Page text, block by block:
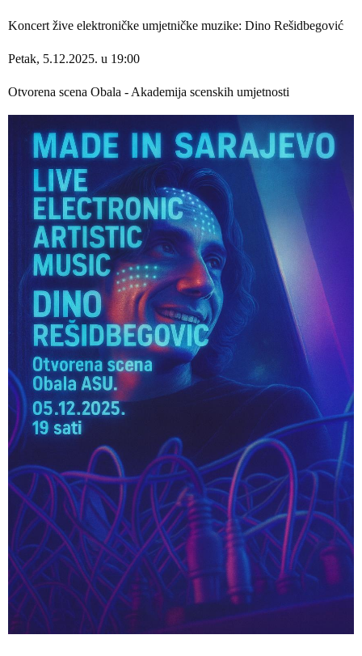
Koncert žive elektroničke umjetničke muzike: Dino Rešidbegović
Petak, 5.12.2025. u 19:00
Otvorena scena Obala - Akademija scenskih umjetnosti